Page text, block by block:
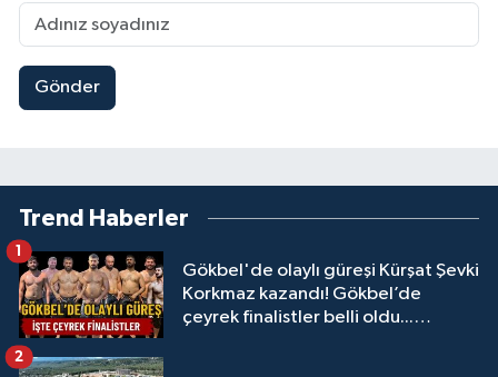
Gönder
Trend Haberler
Gökbel'de olaylı güreşi Kürşat Şevki
Korkmaz kazandı! Gökbel’de
çeyrek finalistler belli oldu...
1
2